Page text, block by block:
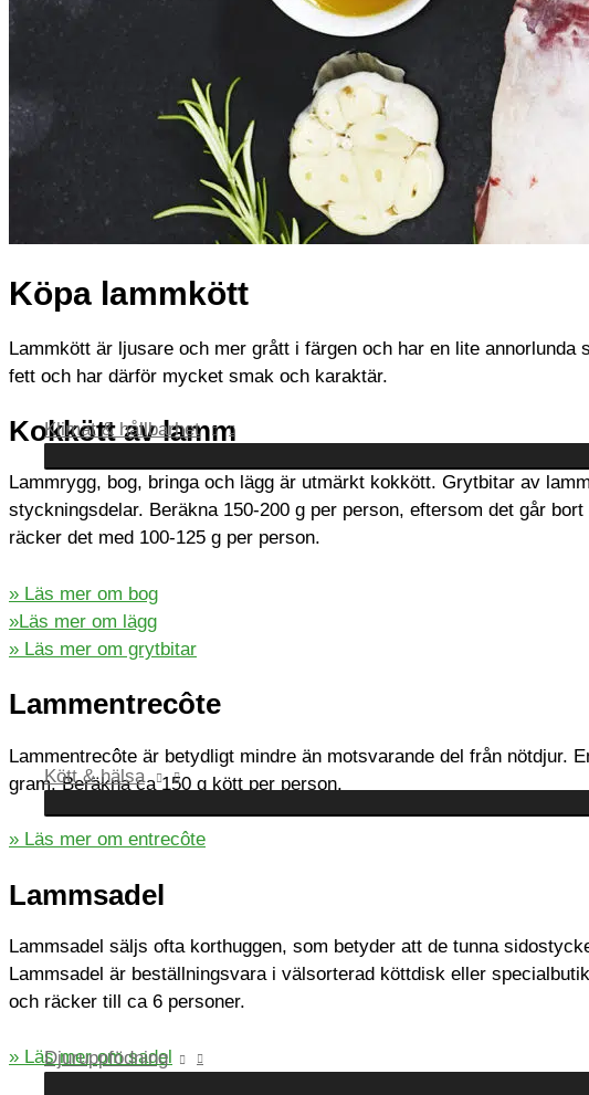
Klimat & hållbarhet
Kött & hälsa
Djuruppfödning
Köpa lammkött
Lammkött är ljusare och mer grått i färgen och har en lite
fett och har därför mycket smak och karaktär.
Kokkött av lamm
Lammrygg, bog, bringa och lägg är utmärkt kokkött. Grytbitar av
styckningsdelar. Beräkna 150-200 g per person, eftersom det går
räcker det med 100-125 g per person.
» Läs mer om bog
»Läs mer om lägg
» Läs mer om grytbitar
Lammentrecôte
Lammentrecôte är betydligt mindre än motsvarande del från nötdjur.
gram. Beräkna ca 150 g kött per person.
» Läs mer om entrecôte
Lammsadel
Lammsadel säljs ofta korthuggen, som betyder att de tunna
Lammsadel är beställningsvara i välsorterad köttdisk eller
och räcker till ca 6 personer.
» Läs mer om sadel